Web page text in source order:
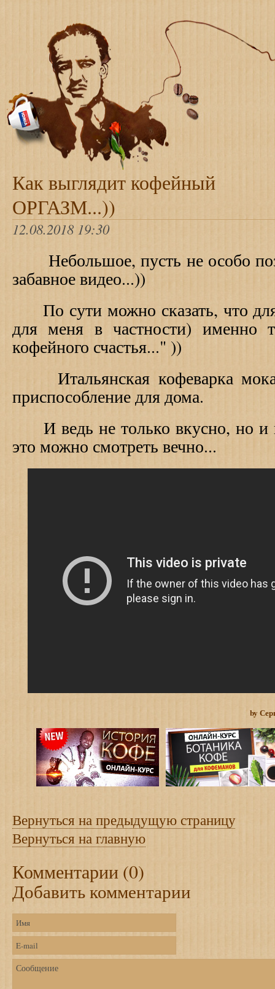
Как выглядит кофейный
ОРГАЗМ...))
12.08.2018 19:30
Небольшое, пусть не особо
забавное видео...))
По сути можно сказать, что
для меня в частности) именно
кофейного счастья..." ))
Итальянская кофеварка
приспособление для дома.
И ведь не только вкусно, но и
это можно смотреть вечно...
by
Вернуться на предыдущую страницу
Вернуться на главную
Комментарии (0)
Добавить комментарии